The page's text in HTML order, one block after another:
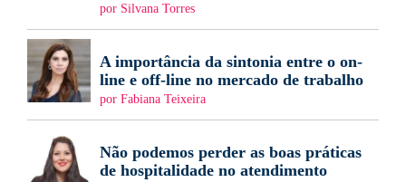
por Silvana Torres
A importância da sintonia entre o on-
line e off-line no mercado de trabalho
por Fabiana Teixeira
Não podemos perder as boas práticas
de hospitalidade no atendimento